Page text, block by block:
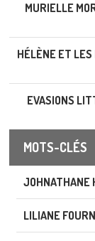
MURIELLE
HÉLÈNE ET
EVASIONS
MOTS-CLÉS
JOHNATHANE
LILIANE